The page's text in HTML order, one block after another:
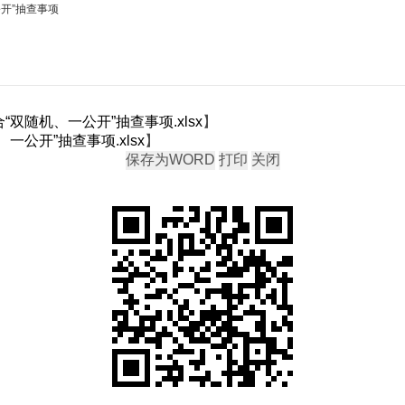
”抽查事项
双随机、一公开”抽查事项.xlsx】
一公开”抽查事项.xlsx】